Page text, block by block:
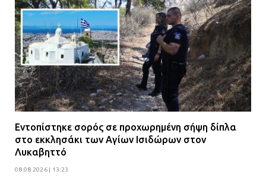
Εντοπίστηκε σορός σε προχωρημένη σήψη δίπλα
στο εκκλησάκι των Αγίων Ισιδώρων στον
Λυκαβηττό
08.08.2026 | 13:23